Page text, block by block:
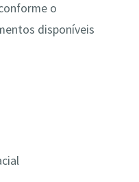
o
disponíveis